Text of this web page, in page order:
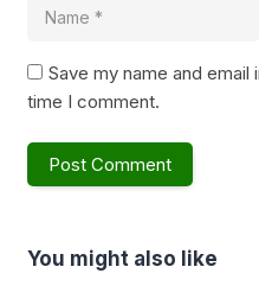
Save my name and
time I comment.
You might also like